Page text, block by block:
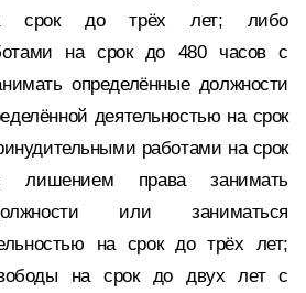
срок до трёх лет; либо
на срок до 480 часов с
определённые должности
деятельностью на срок
работами на срок
права занимать
или заниматься
на срок до трёх лет;
на срок до двух лет с